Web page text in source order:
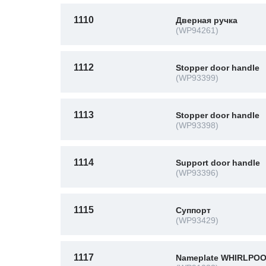
1110
Дверная ручка
(WP94261)
1112
Stopper door handle
(WP93399)
1113
Stopper door handle
(WP93398)
1114
Support door handle
(WP93396)
1115
Суппорт
(WP93429)
1117
Nameplate